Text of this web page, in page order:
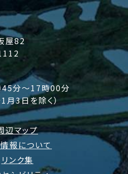
屋82
分～17時00分
月3日を除く）
辺マップ
報について
リンク集